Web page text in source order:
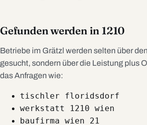
Gefunden werden in 1210
Betriebe im Grätzl werden selten über
gesucht, sondern über die Leistung plus
das Anfragen wie:
tischler floridsdorf
werkstatt 1210 wien
baufirma wien 21